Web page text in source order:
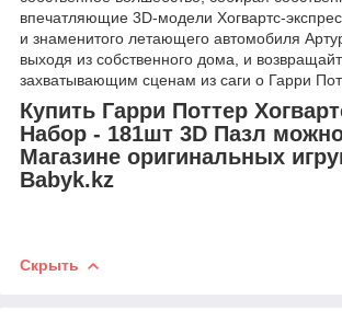
впечатляющие 3D-модели Хогвартс-
и знаменитого летающего автомобиля
выходя из собственного дома, и
захватывающим сценам из саги о Гарри
Купить Гарри Поттер
Набор - 181шт 3D Пазл
Магазине оригинальных
Babyk.kz
Скрыть